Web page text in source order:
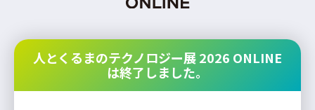
人とくるまのテクノロジー展 2026 ONLINE
は終了しました。